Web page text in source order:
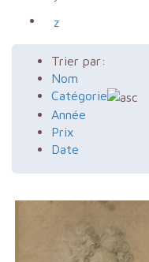
z
Trier par:
Nom
Catégorie
Année
Prix
Date